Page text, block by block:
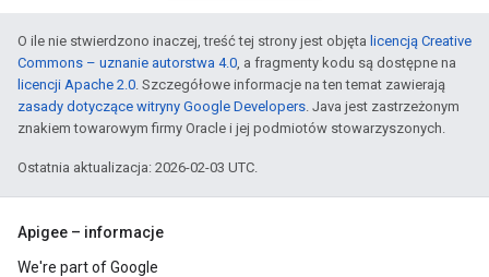
O ile nie stwierdzono inaczej, treść tej strony jest objęta licencją Creative
Commons – uznanie autorstwa 4.0, a fragmenty kodu są dostępne na
licencji Apache 2.0. Szczegółowe informacje na ten temat zawierają
zasady dotyczące witryny Google Developers. Java jest zastrzeżonym
znakiem towarowym firmy Oracle i jej podmiotów stowarzyszonych.
Ostatnia aktualizacja: 2026-02-03 UTC.
Apigee – informacje
We're part of Google